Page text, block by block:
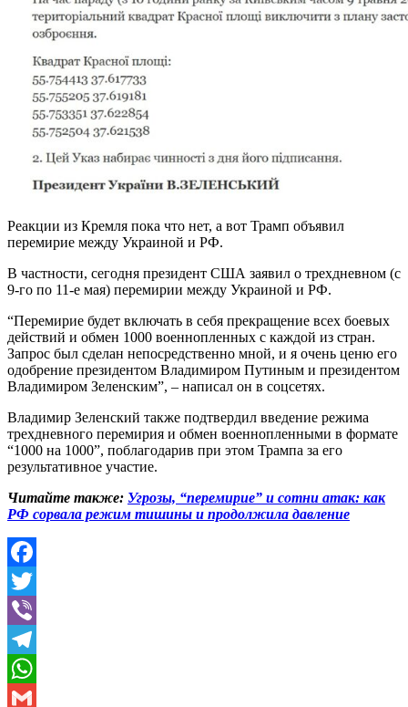
Реакции из Кремля пока что нет, а вот Трамп объявил
перемирие между Украиной и РФ.
В частности, сегодня президент США заявил о трехдневном (с
9-го по 11-е мая) перемирии между Украиной и РФ.
“Перемирие будет включать в себя прекращение всех боевых
действий и обмен 1000 военнопленных с каждой из стран.
Запрос был сделан непосредственно мной, и я очень ценю его
одобрение президентом Владимиром Путиным и президентом
Владимиром Зеленским”, – написал он в соцсетях.
Владимир Зеленский также подтвердил введение режима
трехдневного перемирия и обмен военнопленными в формате
“1000 на 1000”, поблагодарив при этом Трампа за его
результативное участие.
Читайте также: Угрозы, “перемирие” и сотни атак: как
РФ сорвала режим тишины и продолжила давление
Facebook
Twitter
Viber
Telegram
WhatsApp